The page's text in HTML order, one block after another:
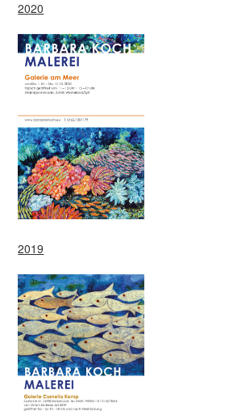
2020
2019